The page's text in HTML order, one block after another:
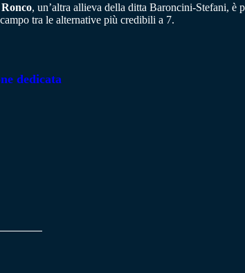
, un’altra allieva della ditta Baroncini-Stefani,
tra le alternative più credibili a 7.
dedicata